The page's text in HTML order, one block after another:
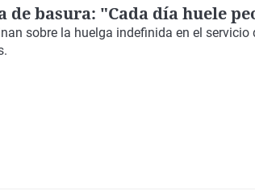
de basura: "Cada día huele
sobre la huelga indefinida en el servicio